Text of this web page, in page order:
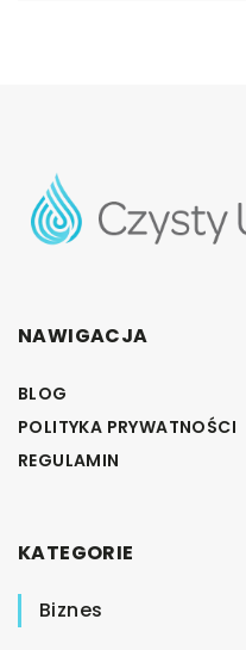
NAWIGACJA
BLOG
POLITYKA PRYWATNOŚCI
REGULAMIN
KATEGORIE
Biznes